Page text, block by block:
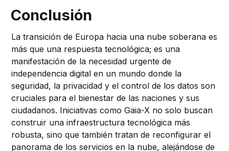
Conclusión
La transición de Europa hacia una nube soberana es
más que una respuesta tecnológica; es una
manifestación de la necesidad urgente de
independencia digital en un mundo donde la
seguridad, la privacidad y el control de los datos son
cruciales para el bienestar de las naciones y sus
ciudadanos. Iniciativas como Gaia-X no solo buscan
construir una infraestructura tecnológica más
robusta, sino que también tratan de reconfigurar el
panorama de los servicios en la nube, alejándose de